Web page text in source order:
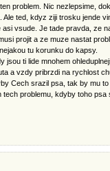
problem. Nic nezlepsime,
ted, kdyz ziji trosku jende
vsude. Je tade pravda, ze
projit a ze muze nastat
tu korunku do kapsy.
ti lide mnohem
a vzdy pribrzdi na rychlost
Cech srazil psa, tak by mu
tech problemu, kdyby toho psa